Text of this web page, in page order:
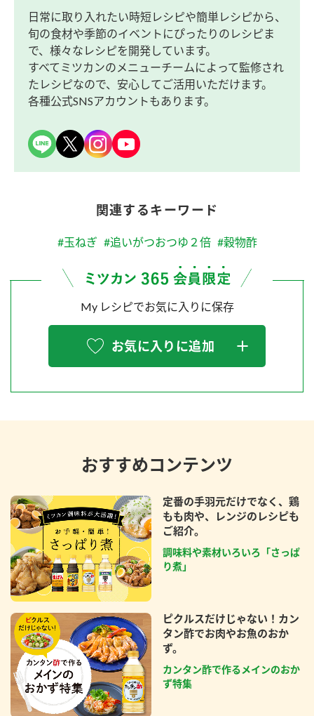
日常に取り入れたい時短レシピや簡単レシピから、
旬の食材や季節のイベントにぴったりのレシピま
で、様々なレシピを開発しています。
すべてミツカンのメニューチームによって監修され
たレシピなので、安心してご活用いただけます。
各種公式SNSアカウントもあります。
関連するキーワード
#玉ねぎ #追いがつおつゆ２倍 #穀物酢
My レシピでお気に入りに保存
お気に入りに追加
おすすめコンテンツ
定番の手羽元だけでなく、鶏
もも肉や、レンジのレシピも
ご紹介。
調味料や素材いろいろ「さっぱ
り煮」
ピクルスだけじゃない！カン
タン酢でお肉やお魚のおか
ず。
カンタン酢で作るメインのおか
ず特集